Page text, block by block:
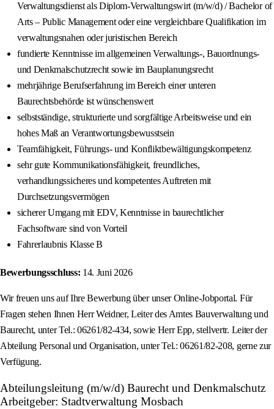
Verwaltungsdienst als Diplom-Verwaltungswirt (m/w/d) / Bachelor of
Arts – Public Management oder eine vergleichbare Qualifikation im
verwaltungsnahen oder juristischen Bereich
fundierte Kenntnisse im allgemeinen Verwaltungs-, Bauordnungs-
und Denkmalschutzrecht sowie im Bauplanungsrecht
mehrjährige Berufserfahrung im Bereich einer unteren
Baurechtsbehörde ist wünschenswert
selbstständige, strukturierte und sorgfältige Arbeitsweise und ein
hohes Maß an Verantwortungsbewusstsein
Teamfähigkeit, Führungs- und Konfliktbewältigungskompetenz
sehr gute Kommunikationsfähigkeit, freundliches,
verhandlungssicheres und kompetentes Auftreten mit
Durchsetzungsvermögen
sicherer Umgang mit EDV, Kenntnisse in baurechtlicher
Fachsoftware sind von Vorteil
Fahrerlaubnis Klasse B
Bewerbungsschluss: 14. Juni 2026
Wir freuen uns auf Ihre Bewerbung über unser Online-Jobportal. Für
Fragen stehen Ihnen Herr Weidner, Leiter des Amtes Bauverwaltung und
Baurecht, unter Tel.: 06261/82-434, sowie Herr Epp, stellvertr. Leiter der
Abteilung Personal und Organisation, unter Tel.: 06261/82-208, gerne zur
Verfügung.
Abteilungsleitung (m/w/d) Baurecht und Denkmalschutz
Arbeitgeber: Stadtverwaltung Mosbach